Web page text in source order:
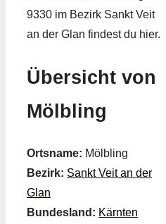
9330 im Bezirk Sankt Veit
an der Glan findest du hier.
Übersicht von
Mölbling
Ortsname: Mölbling
Bezirk: Sankt Veit an der
Glan
Bundesland: Kärnten